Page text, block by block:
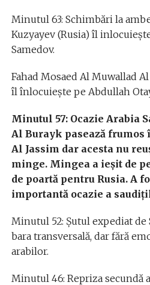
Minutul 63: Schimbări la
Kuzyayev (Rusia) îl
Samedov.
Fahad Mosaed Al Muwallad
îl înlocuiește pe Abdullah
Minutul 57: Ocazie Arabia
Al Burayk pasează
Al Jassim dar acesta nu
minge. Mingea a ieşit de
de poartă pentru Rusia. A
importantă ocazie a
Minutul 52: Șutul expediat de
bara transversală, dar fără
arabilor.
Minutul 46: Repriza secundă